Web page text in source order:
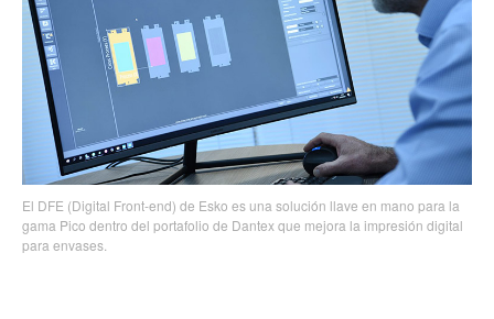
El DFE (Digital Front-end) de Esko es una solución llave en mano para la
gama Pico dentro del portafolio de Dantex que mejora la impresión digital
para envases.